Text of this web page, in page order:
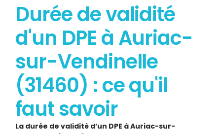
Durée de validité
d'un DPE à Auriac-
sur-Vendinelle
(31460) : ce qu'il
faut savoir
La durée de validité d’un DPE à Auriac-sur-